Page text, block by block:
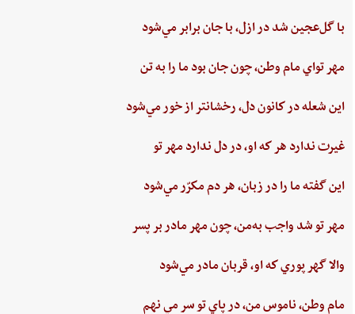
با گل‌عجين‌ شد در ازل،‌ با جان‌ برابر مي‌شود
مهر تواي ‌مام ‌وطن،‌ چون‌ جان‌ بود ما را به‌ تن
اين ‌شعله ‌در كانون ‌دل، ‌رخشانتر از خور مي‌شود
غيرت‌ ندارد هر كه او، در دل‌ ندارد مهر تو
اين‌ گفته‌ ما را در زبان، هر دم‌ مكرّر مي‌شود
مهر تو شد واجب‌ به‌من،‌ چون‌ مهر مادر بر پسر
والا گهر پوري‌ كه او، قربان مادر مي‌شود
مام‌ وطن‌، ناموس‌ من‌، در پاي ‌تو سر مي نهم‌